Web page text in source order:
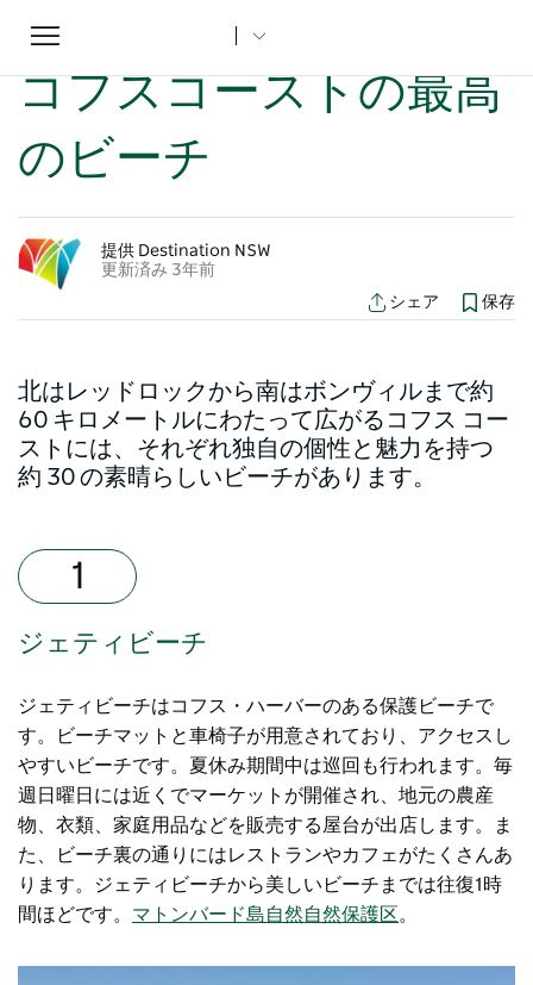
Toggle
navigation
ホーム
コフスコーストの最高
のビーチ
提供 Destination NSW
更新済み 3年前
シェア
保存
北はレッドロックから南はボンヴィルまで約
60 キロメートルにわたって広がるコフス コー
ストには、それぞれ独自の個性と魅力を持つ
約 30 の素晴らしいビーチがあります。
ジェティビーチ
ジェティビーチはコフス・ハーバーのある保護ビーチで
す。ビーチマットと車椅子が用意されており、アクセスし
やすいビーチです。夏休み期間中は巡回も行われます。毎
週日曜日には近くでマーケットが開催され、地元の農産
物、衣類、家庭用品などを販売する屋台が出店します。ま
た、ビーチ裏の通りにはレストランやカフェがたくさんあ
ります。ジェティビーチから美しいビーチまでは往復1時
間ほどです。 マトンバード島自然自然保護区 。